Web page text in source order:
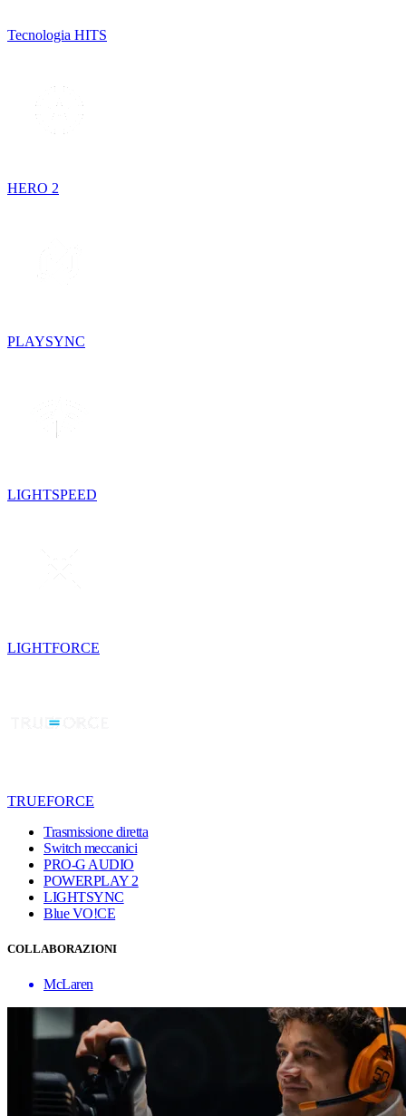
Tecnologia HITS
HERO 2
PLAYSYNC
LIGHTSPEED
LIGHTFORCE
TRUEFORCE
Trasmissione diretta
Switch meccanici
PRO-G AUDIO
POWERPLAY 2
LIGHTSYNC
Blue VO!CE
COLLABORAZIONI
McLaren